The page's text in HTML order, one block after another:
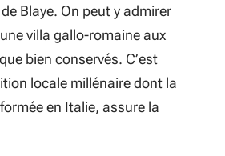
Blaye. On peut y admirer
villa gallo-romaine aux
bien conservés. C’est
locale millénaire dont la
en Italie, assure la